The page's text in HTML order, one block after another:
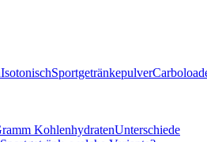
IsotonischSportgetränkepulver
KohlenhydratenUnterschiede